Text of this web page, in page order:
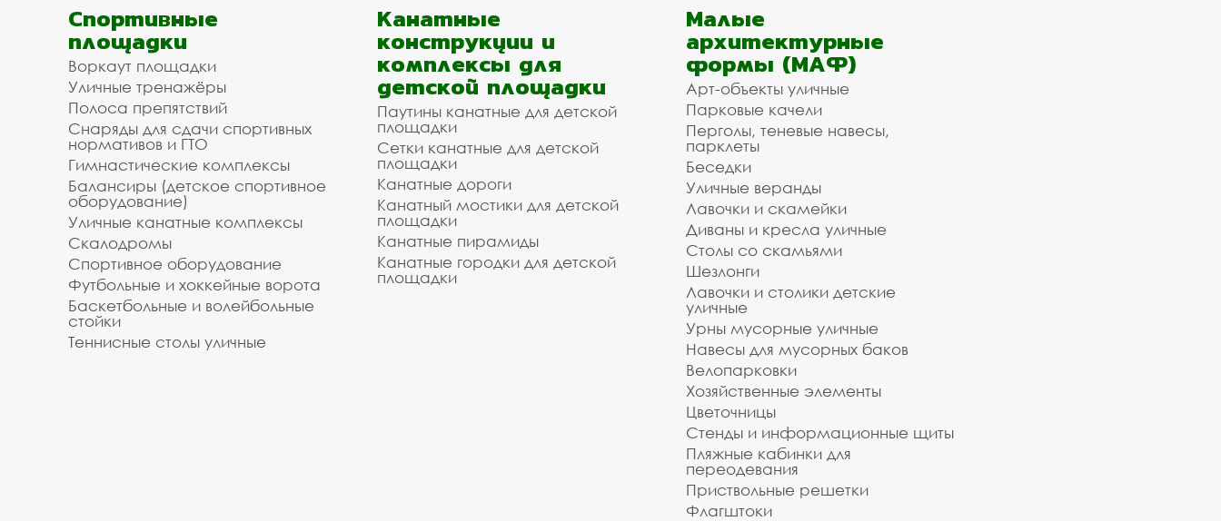
Спортивные
площадки
Воркаут площадки
Уличные тренажёры
Полоса препятствий
Снаряды для сдачи спортивных
нормативов и ГТО
Гимнастические комплексы
Балансиры (детское спортивное
оборудование)
Уличные канатные комплексы
Скалодромы
Спортивное оборудование
Футбольные и хоккейные ворота
Баскетбольные и волейбольные
стойки
Теннисные столы уличные
Канатные
конструкции и
комплексы для
детской площадки
Паутины канатные для детской
площадки
Сетки канатные для детской
площадки
Канатные дороги
Канатный мостики для детской
площадки
Канатные пирамиды
Канатные городки для детской
площадки
Малые
архитектурные
формы (МАФ)
Арт-объекты уличные
Парковые качели
Перголы, теневые навесы,
парклеты
Беседки
Уличные веранды
Лавочки и скамейки
Диваны и кресла уличные
Столы со скамьями
Шезлонги
Лавочки и столики детские
уличные
Урны мусорные уличные
Навесы для мусорных баков
Велопарковки
Хозяйственные элементы
Цветочницы
Стенды и информационные щиты
Пляжные кабинки для
переодевания
Приствольные решетки
Флагштоки